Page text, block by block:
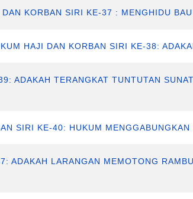
KORBAN SIRI KE-37 : MENGHIDU
HAJI DAN KORBAN SIRI KE-38:
ADAKAH TERANGKAT TUNTUTAN
SIRI KE-40: HUKUM
ADAKAH LARANGAN MEMOTONG